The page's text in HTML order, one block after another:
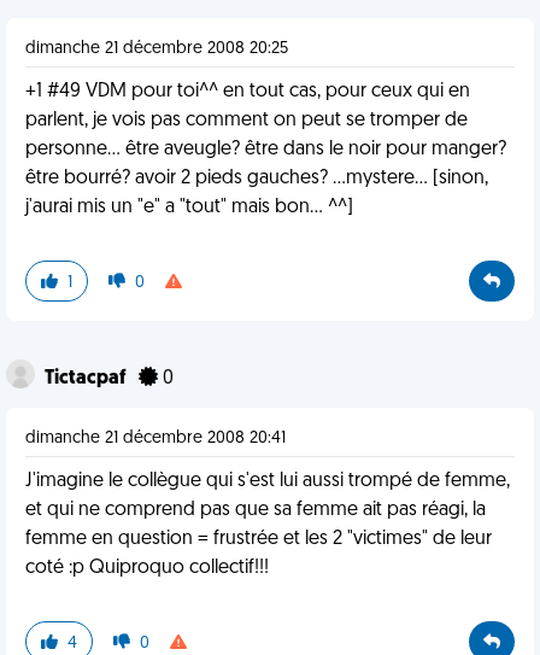
dimanche 21 décembre 2008 20:25
+1 #49 VDM pour toi^^ en tout cas, pour ceux qui en
parlent, je vois pas comment on peut se tromper de
personne... être aveugle? être dans le noir pour manger?
être bourré? avoir 2 pieds gauches? ...mystere... [sinon,
j'aurai mis un "e" a "tout" mais bon... ^^]
1 0
Tictacpaf 0
dimanche 21 décembre 2008 20:41
J'imagine le collègue qui s'est lui aussi trompé de femme,
et qui ne comprend pas que sa femme ait pas réagi, la
femme en question = frustrée et les 2 "victimes" de leur
coté :p Quiproquo collectif!!!
4 0